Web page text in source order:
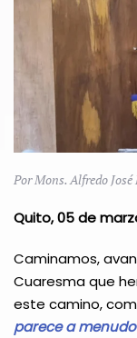
Por Mons. Alfredo
Quito, 05 de
Caminamos,
Cuaresma que
este camino,
parece a